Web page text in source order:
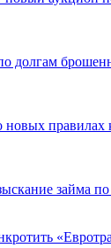
долгам
новых правилах
займа по